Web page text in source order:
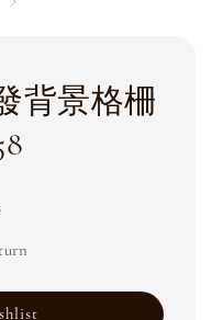
背景格柵